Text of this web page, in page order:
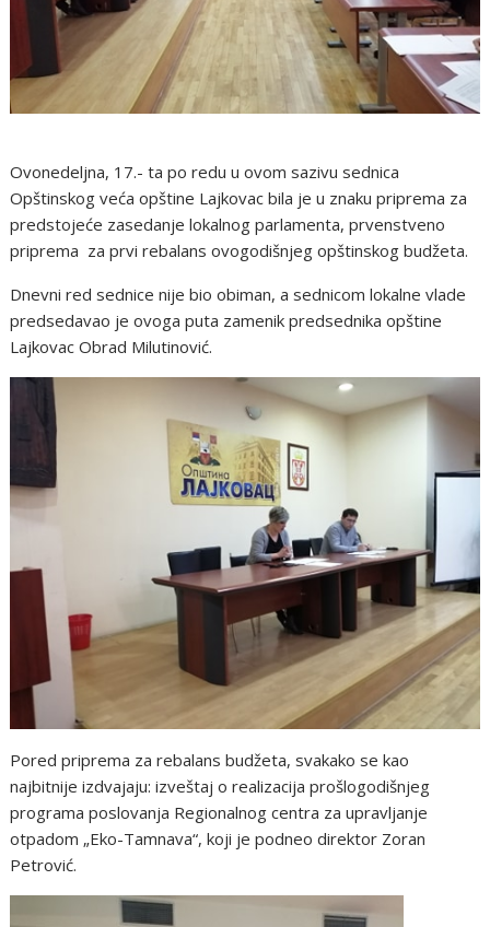
Ovonedeljna, 17.- ta po redu u ovom sazivu sednica
Opštinskog veća opštine Lajkovac bila je u znaku priprema za
predstojeće zasedanje lokalnog parlamenta, prvenstveno
priprema za prvi rebalans ovogodišnjeg opštinskog budžeta.
Dnevni red sednice nije bio obiman, a sednicom lokalne vlade
predsedavao je ovoga puta zamenik predsednika opštine
Lajkovac Obrad Milutinović.
Pored priprema za rebalans budžeta, svakako se kao
najbitnije izdvajaju: izveštaj o realizacija prošlogodišnjeg
programa poslovanja Regionalnog centra za upravljanje
otpadom „Eko-Tamnava“, koji je podneo direktor Zoran
Petrović.